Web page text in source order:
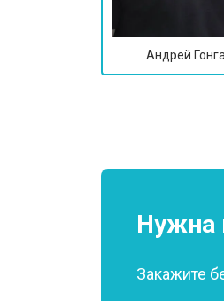
Андрей
Нужна
Закажите